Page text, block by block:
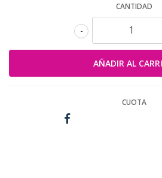
CANTIDAD
-
CUOTA